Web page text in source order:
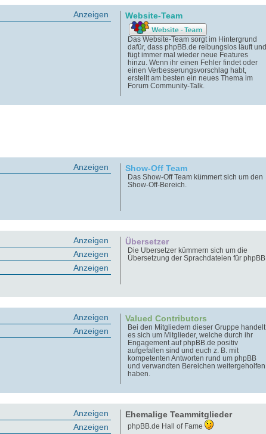
Website-Team
Das Website-Team sorgt im Hintergrund
dafür, dass phpBB.de reibungslos läuft und
fügt immer mal wieder neue Features
hinzu. Wenn ihr einen Fehler findet oder
einen Verbesserungsvorschlag habt,
erstellt am besten ein neues Thema im
Forum Community-Talk.
Anzeigen
Show-Off Team
Das Show-Off Team kümmert sich um den
Show-Off-Bereich.
Anzeigen
Übersetzer
Die Übersetzer kümmern sich um die
Übersetzung der Sprachdateien für phpBB.
Anzeigen
Anzeigen
Anzeigen
Valued Contributors
Bei den Mitgliedern dieser Gruppe handelt
es sich um Mitglieder, welche durch ihr
Engagement auf phpBB.de positiv
aufgefallen sind und euch z. B. mit
kompetenten Antworten rund um phpBB
und verwandten Bereichen weitergeholfen
haben.
Anzeigen
Anzeigen
Ehemalige Teammitglieder
phpBB.de Hall of Fame
Anzeigen
Anzeigen